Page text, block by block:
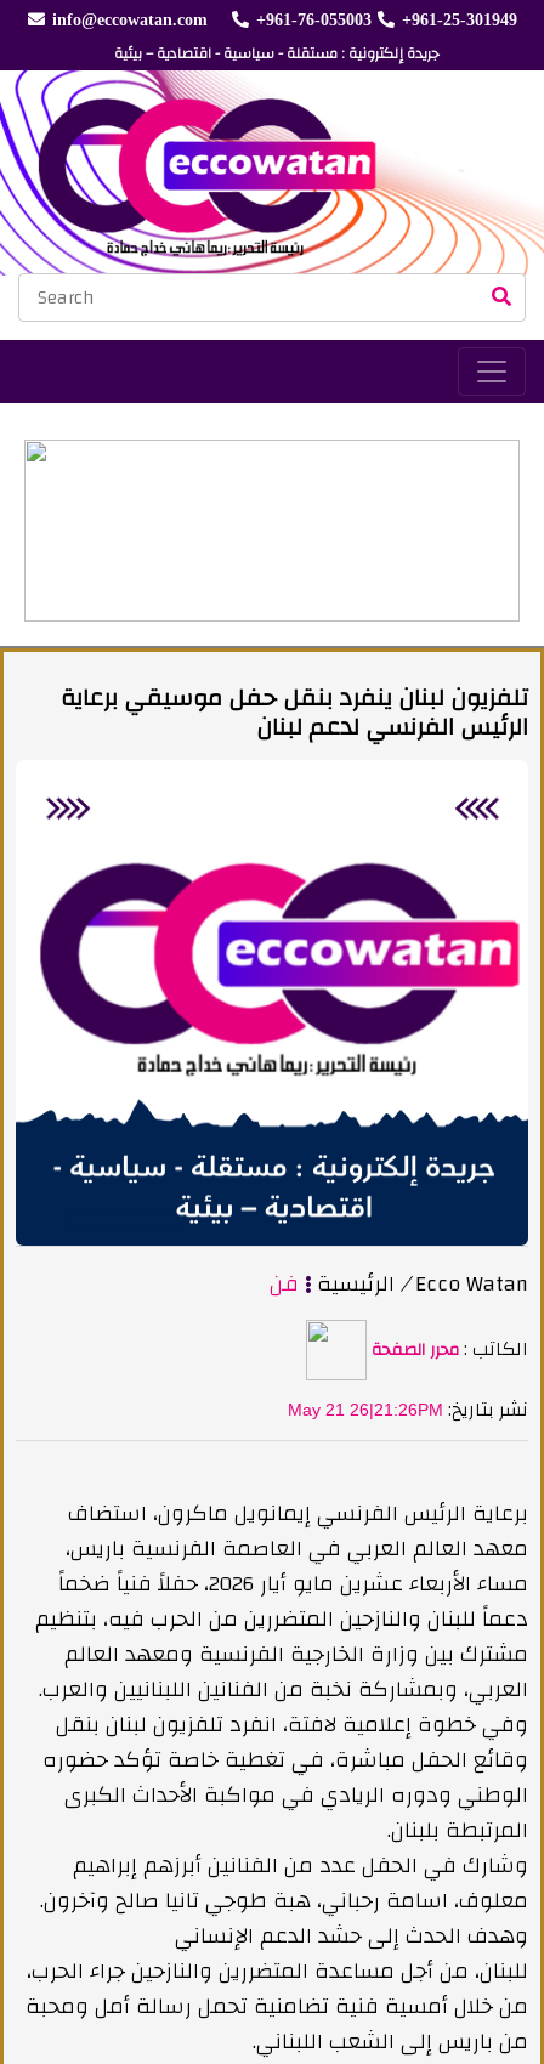
info@eccowatan.com +961-76-055003 +961-25-301949
جريدة إلكترونية : مستقلة - سياسية - اقتصادية – بيئية
تلفزيون لبنان ينفرد بنقل حفل موسيقي برعاية
الرئيس الفرنسي لدعم لبنان
الرئيسية فن /Ecco Watan
الكاتب :محرر الصفحة
May 21 26|21:26PM :نشر بتاريخ
برعاية الرئيس الفرنسي إيمانويل ماكرون، استضاف
معهد العالم العربي في العاصمة الفرنسية باريس،
مساء الأربعاء عشرين مايو أيار 2026، حفلاً فنياً ضخماً
دعماً للبنان والنازحين المتضررين من الحرب فيه، بتنظيم
مشترك بين وزارة الخارجية الفرنسية ومعهد العالم
العربي، وبمشاركة نخبة من الفنانين اللبنانيين والعرب.
وفي خطوة إعلامية لافتة، انفرد تلفزيون لبنان بنقل
وقائع الحفل مباشرة، في تغطية خاصة تؤكد حضوره
الوطني ودوره الريادي في مواكبة الأحداث الكبرى
المرتبطة بلبنان.
وشارك في الحفل عدد من الفنانين أبرزهم إبراهيم
معلوف، اسامة رحباني، هبة طوجي تانيا صالح وآخرون.
وهدف الحدث إلى حشد الدعم الإنساني
للبنان، من أجل مساعدة المتضررين والنازحين جراء الحرب،
من خلال أمسية فنية تضامنية تحمل رسالة أمل ومحبة
من باريس إلى الشعب اللبناني.